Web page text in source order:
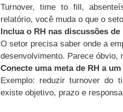
Turnover, time to fill,
relatório, você muda o que o
Inclua o RH nas discussões de
O setor precisa saber onde a
desenvolvimento. Parece óbvio,
Conecte uma meta de RH a
Exemplo: reduzir turnover do
existe objetivo, prazo e